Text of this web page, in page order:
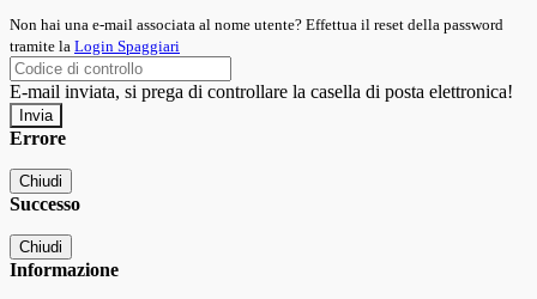
Non hai una e-mail associata al nome utente? Effettua il reset della password
tramite la Login Spaggiari
E-mail inviata, si prega di controllare la casella di posta elettronica!
Errore
Chiudi
Successo
Chiudi
Informazione